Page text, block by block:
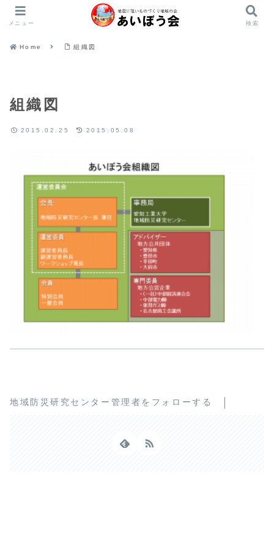
Home 組織図
組織図
2015.02.25 2015.05.08
地域防災研究センター管理者をフォローする
メニュー 検索